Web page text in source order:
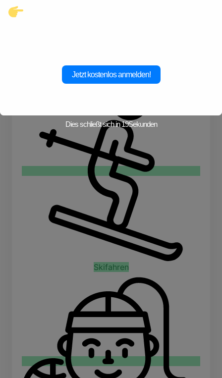
Skiurlaub Reisen
Skifahren
Jetzt kostenlos anmelden!
Dies schließt sich in19Sekunden